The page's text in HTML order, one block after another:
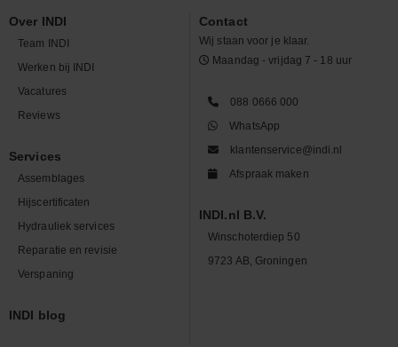
Over INDI
Team INDI
Werken bij INDI
Vacatures
Reviews
Services
Assemblages
Hijscertificaten
Hydrauliek services
Reparatie en revisie
Verspaning
INDI blog
Contact
Wij staan voor je klaar.
Maandag - vrijdag 7 - 18 uur
088 0666 000
WhatsApp
klantenservice@indi.nl
Afspraak maken
INDI.nl B.V.
Winschoterdiep 50
9723 AB, Groningen